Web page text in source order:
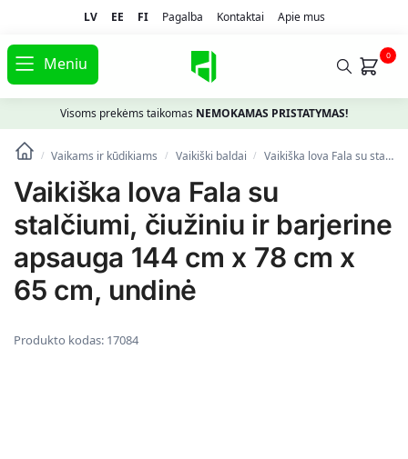
LV EE FI Pagalba Kontaktai Apie mus
Meniu 0
Visoms prekėms taikomas NEMOKAMAS PRISTATYMAS!
/ Vaikams ir kūdikiams / Vaikiški baldai / Vaikiška lova Fala su stalčiumi, čiužiniu ir barjerine apsauga 144 cm x 78 cm x 65 cm, undinė
Vaikiška lova Fala su
stalčiumi, čiužiniu ir barjerine
apsauga 144 cm x 78 cm x
65 cm, undinė
Produkto kodas: 17084